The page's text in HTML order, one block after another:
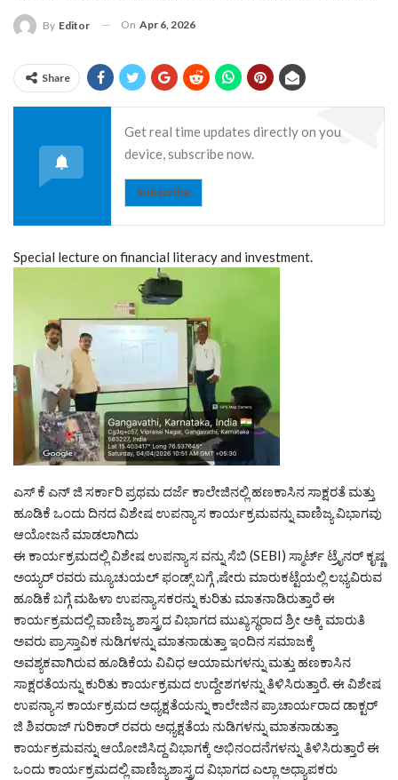
By Editor On Apr 6, 2026
Share
Get real time updates directly on you
device, subscribe now.
Subscribe
Special lecture on financial literacy and investment.
ಎಸ್ ಕೆ ಎನ್ ಜಿ ಸರ್ಕಾರಿ ಪ್ರಥಮ ದರ್ಜೆ ಕಾಲೇಜಿನಲ್ಲಿ ಹಣಕಾಸಿನ ಸಾಕ್ಷರತೆ ಮತ್ತು
ಹೂಡಿಕೆ ಒಂದು ದಿನದ ವಿಶೇಷ ಉಪನ್ಯಾಸ ಕಾರ್ಯಕ್ರಮವನ್ನು ವಾಣಿಜ್ಯ ವಿಭಾಗವು
ಆಯೋಜನೆ ಮಾಡಲಾಗಿದು
ಈ ಕಾರ್ಯಕ್ರಮದಲ್ಲಿ ವಿಶೇಷ ಉಪನ್ಯಾಸ ವನ್ನು ಸೆಬಿ (SEBI) ಸ್ಮಾರ್ಟ್ ಟ್ರೈನರ್ ಕೃಷ್ಣ
ಅಯ್ಯರ್ ರವರು ಮ್ಯೂಚುಯಲ್ ಫಂಡ್ಸ್ ಬಗ್ಗೆ ,ಷೇರು ಮಾರುಕಟ್ಟೆಯಲ್ಲಿ ಲಭ್ಯವಿರುವ
ಹೂಡಿಕೆ ಬಗ್ಗೆ ಮಹಿಳಾ ಉಪನ್ಯಾಸಕರನ್ನು ಕುರಿತು ಮಾತನಾಡಿರುತ್ತಾರೆ ಈ
ಕಾರ್ಯಕ್ರಮದಲ್ಲಿ ವಾಣಿಜ್ಯ ಶಾಸ್ತ್ರದ ವಿಭಾಗದ ಮುಖ್ಯಸ್ಥರಾದ ಶ್ರೀ ಅಕ್ಕಿ ಮಾರುತಿ
ಅವರು ಪ್ರಾಸ್ತಾವಿಕ ನುಡಿಗಳನ್ನು ಮಾತನಾಡುತ್ತಾ ಇಂದಿನ ಸಮಾಜಕ್ಕೆ
ಅವಶ್ಯಕವಾಗಿರುವ ಹೂಡಿಕೆಯ ವಿವಿಧ ಆಯಾಮಗಳನ್ನು ಮತ್ತು ಹಣಕಾಸಿನ
ಸಾಕ್ಷರತೆಯನ್ನು ಕುರಿತು ಕಾರ್ಯಕ್ರಮದ ಉದ್ದೇಶಗಳನ್ನು ತಿಳಿಸಿರುತ್ತಾರೆ. ಈ ವಿಶೇಷ
ಉಪನ್ಯಾಸ ಕಾರ್ಯಕ್ರಮದ ಅಧ್ಯಕ್ಷತೆಯನ್ನು ಕಾಲೇಜಿನ ಪ್ರಾಚಾರ್ಯರಾದ ಡಾಕ್ಟರ್
ಜಿ ಶಿವರಾಜ್ ಗುರಿಕಾರ್ ರವರು ಅಧ್ಯಕ್ಷತೆಯ ನುಡಿಗಳನ್ನು ಮಾತನಾಡುತ್ತಾ
ಕಾರ್ಯಕ್ರಮವನ್ನು ಆಯೋಜಿಸಿದ್ದ ವಿಭಾಗಕ್ಕೆ ಅಭಿನಂದನೆಗಳನ್ನು ತಿಳಿಸಿರುತ್ತಾರೆ ಈ
ಒಂದು ಕಾರ್ಯಕ್ರಮದಲ್ಲಿ ವಾಣಿಜ್ಯಶಾಸ್ತ್ರದ ವಿಭಾಗದ ಎಲ್ಲಾ ಅಧ್ಯಾಪಕರು